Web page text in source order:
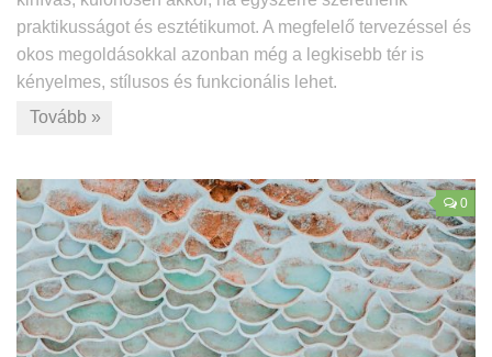
praktikusságot és esztétikumot. A megfelelő tervezéssel és
okos megoldásokkal azonban még a legkisebb tér is
kényelmes, stílusos és funkcionális lehet.
Tovább »
0